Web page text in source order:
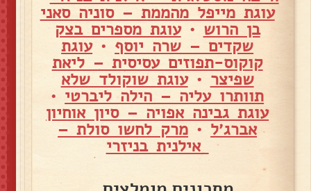
עוגת מייפל מהממת – סוניה סאני
בן הרוש •עוגת מספרים בצק
שקדים – שרה יוסף •עוגת
קוקוס-תפוזים עסיסית – ליאת
שפיצר •עוגת שוקולד שלא
תוותרו עליה – הילה ליברטי •
עוגת גבינה אפויה – סיון אוחיון
אברג׳ל • מרק לחשו סולת –
אילנית בניזרי